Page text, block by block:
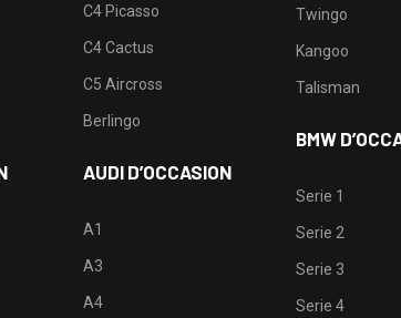
C4 Picasso
C4 Cactus
C5 Aircross
Berlingo
AUDI D’OCCASION
A1
A3
A4
Twingo
Kangoo
Talisman
BMW
Serie 1
Serie 2
Serie 3
Serie 4